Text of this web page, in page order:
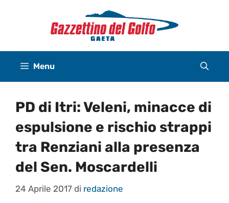
Menu
PD di Itri: Veleni, minacce di
espulsione e rischio strappi
tra Renziani alla presenza
del Sen. Moscardelli
24 Aprile 2017 di redazione